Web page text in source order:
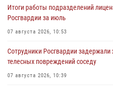
Итоги работы подразделений
Росгвардии за июль
07 августа 2026, 10:53
Сотрудники Росгвардии задержали
телесных повреждений соседу
07 августа 2026, 10:39